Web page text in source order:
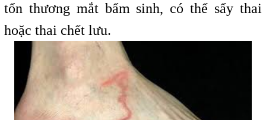
tổn thương mắt bẩm sinh, có thể sẩy thai
hoặc thai chết lưu.